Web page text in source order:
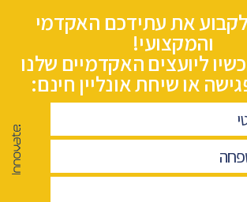
את עתידכם האקדמי
והמקצועי!
ליועצים האקדמיים שלנו
או שיחת אונליין חינם: